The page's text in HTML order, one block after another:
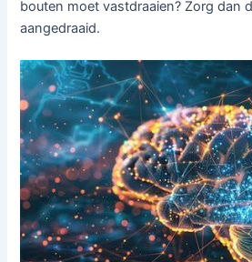
bouten moet vastdraaien? Zorg dan
aangedraaid.